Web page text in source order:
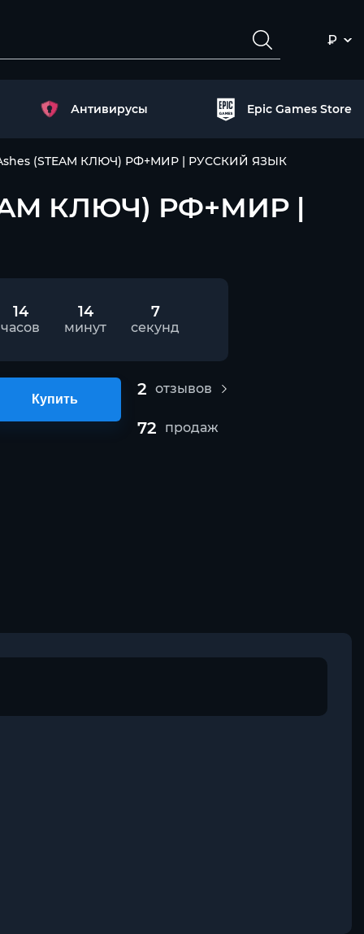
₽
Антивирусы Epic Games Store
(STEAM КЛЮЧ) РФ+МИР | РУССКИЙ ЯЗЫК
КЛЮЧ) РФ+МИР |
14
часов
14
минут
7
секунд
Купить
2 отзывов
72 продаж